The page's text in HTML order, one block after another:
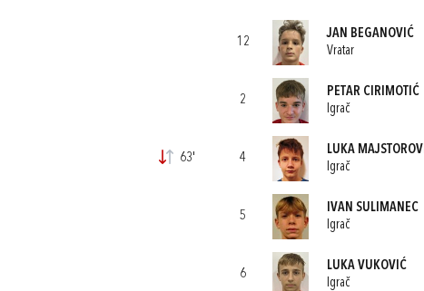
63'
12
JAN BEGANOVIĆ
Vratar
2
PETAR CIRIMOTIĆ
Igrač
4
LUKA
Igrač
5
IVAN SULIMANEC
Igrač
6
LUKA VUKOVIĆ
Igrač